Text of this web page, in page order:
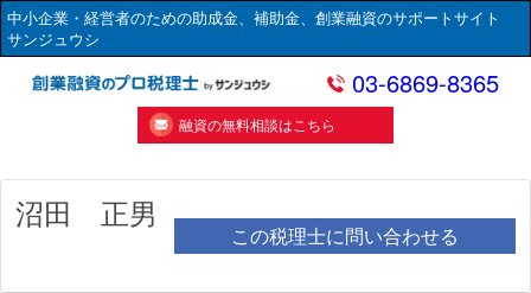
中小企業・経営者のための助成金、補助金、創業融資のサポートサイト
サンジュウシ
03-6869-8365
融資の無料相談はこちら
沼田 正男
この税理士に問い合わせる